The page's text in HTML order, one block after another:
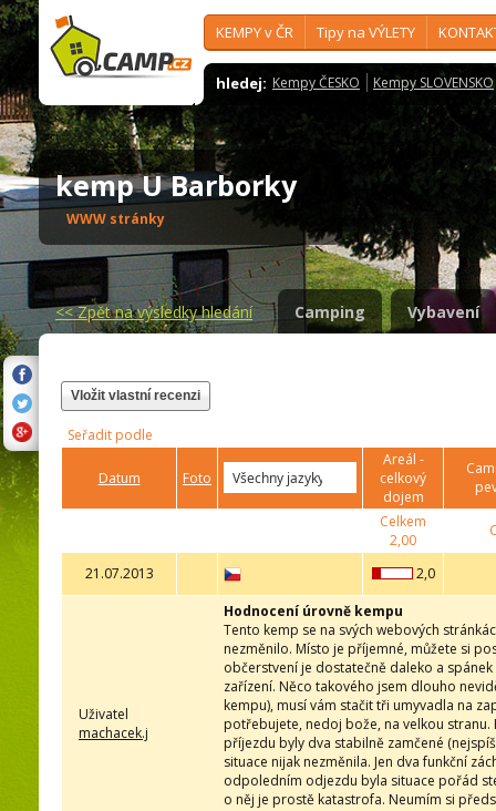
KEMPY v ČR Tipy na VÝLETY
hledej: Kempy ČESKO Kempy SLOVENSKO
kemp U Barborky
WWW stránky
<<Zpět na výsledky hledání Camping Vybavení
Vložit vlastní recenzi
Seřadit podle
Datum Foto
Areál -
celkový
dojem
Celkem
2,00
21.07.2013 2,0
Uživatel
machacek.j
Hodnocení úrovně kempu
Tento kemp se na svých webových
nezměnilo. Místo je příjemné, můžete si
občerstvení je dostatečně daleko a
zařízení. Něco takového jsem dlouho
kempu), musí vám stačit tři umyvadla na
potřebujete, nedoj bože, na velkou
příjezdu byly dva stabilně zamčené
situace nijak nezměnila. Jen dva funkční
odpoledním odjezdu byla situace pořád
o něj je prostě katastrofa. Neumím si